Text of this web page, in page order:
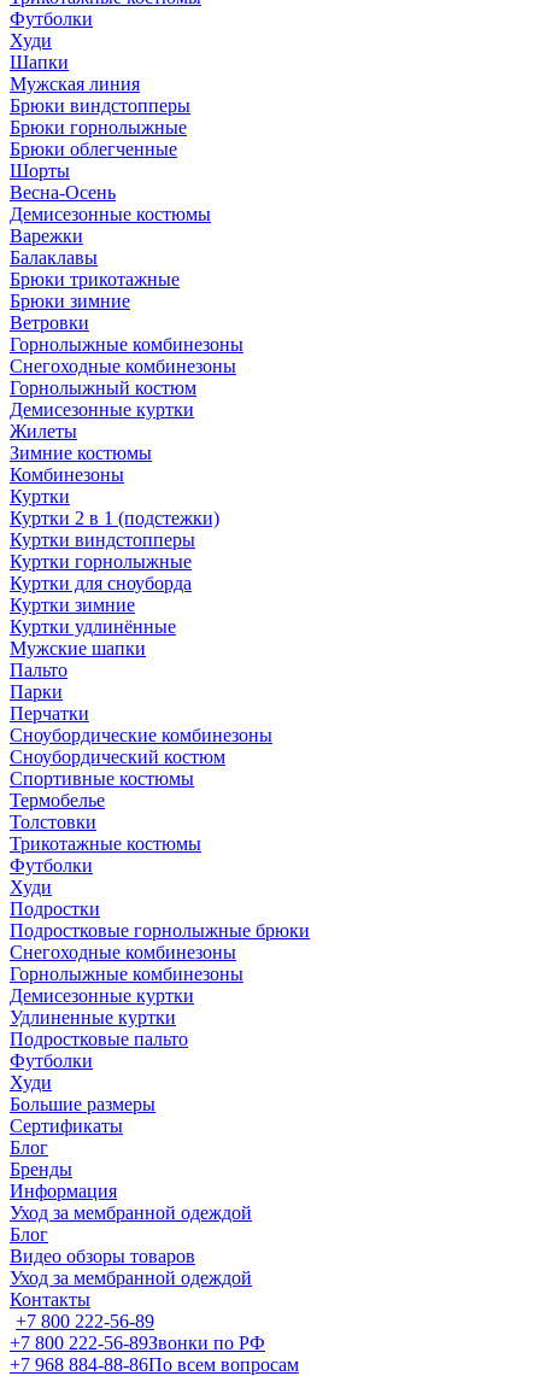
Футболки
Худи
Шапки
Мужская линия
Брюки виндстопперы
Брюки горнолыжные
Брюки облегченные
Шорты
Весна-Осень
Демисезонные костюмы
Варежки
Балаклавы
Брюки трикотажные
Брюки зимние
Ветровки
Горнолыжные комбинезоны
Снегоходные комбинезоны
Горнолыжный костюм
Демисезонные куртки
Жилеты
Зимние костюмы
Комбинезоны
Куртки
Куртки 2 в 1 (подстежки)
Куртки виндстопперы
Куртки горнолыжные
Куртки для сноуборда
Куртки зимние
Куртки удлинённые
Мужские шапки
Пальто
Парки
Перчатки
Сноубордические комбинезоны
Сноубордический костюм
Спортивные костюмы
Термобелье
Толстовки
Трикотажные костюмы
Футболки
Худи
Подростки
Подростковые горнолыжные брюки
Снегоходные комбинезоны
Горнолыжные комбинезоны
Демисезонные куртки
Удлиненные куртки
Подростковые пальто
Футболки
Худи
Большие размеры
Сертификаты
Блог
Бренды
Информация
Уход за мембранной одеждой
Блог
Видео обзоры товаров
Уход за мембранной одеждой
Контакты
+7 800 222-56-89
+7 800 222-56-89Звонки по РФ
+7 968 884-88-86По всем вопросам